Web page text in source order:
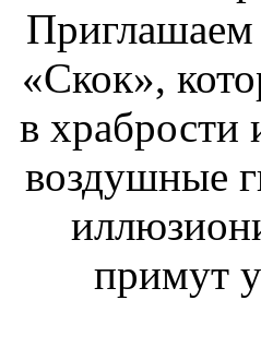
Приглашаем
«Скок»,
в храбрости
воздушные
примут